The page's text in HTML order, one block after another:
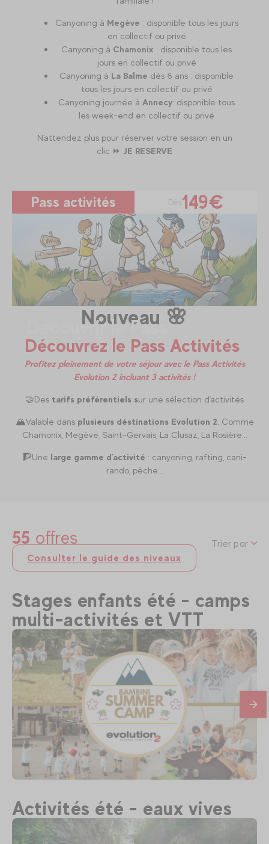
Canyoning à Megève : disponible tous les jours
en collectif ou privé
Canyoning à Chamonix : disponible tous les
jours en collectif ou privé
Canyoning à La Balme dès 6 ans : disponible
tous les jours en collectif ou privé
Canyoning journée à Annecy: disponible tous
les week-end en collectif ou privé
N'attendez plus pour réserver votre session en un
clic ⏩ JE RESERVE
Nouveau 🌸
Découvrez le Pass Activités
Profitez pleinement de votre séjour avec le Pass Activités
Evolution 2 incluant 3 activités !
🤝Des tarifs préférentiels sur une sélection d'activités
🏔️Valable dansplusieurs déstinations Evolution 2 . Comme
Chamonix, Megève, Saint-Gervais, La Clusaz, La Rosière...
🧗Une large gamme d'activité : canyoning, rafting, cani-
rando, pèche...
Pass activités Dès149€
Découvrir le Pass
55 offres
Consulter le guide des niveaux
Trier par
Stages enfants été - camps
multi-activités et VTT
Megève
Bambini camp - stage multi activités 4-
6 ans
Dès310 €
En
Activités été - eaux vives